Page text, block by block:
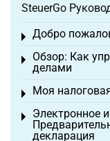
SteuerGo
Добро
Toggle menu
Обзор: Как
делами
Toggle menu
Моя
Toggle menu
Электронное
декларация
Toggle menu